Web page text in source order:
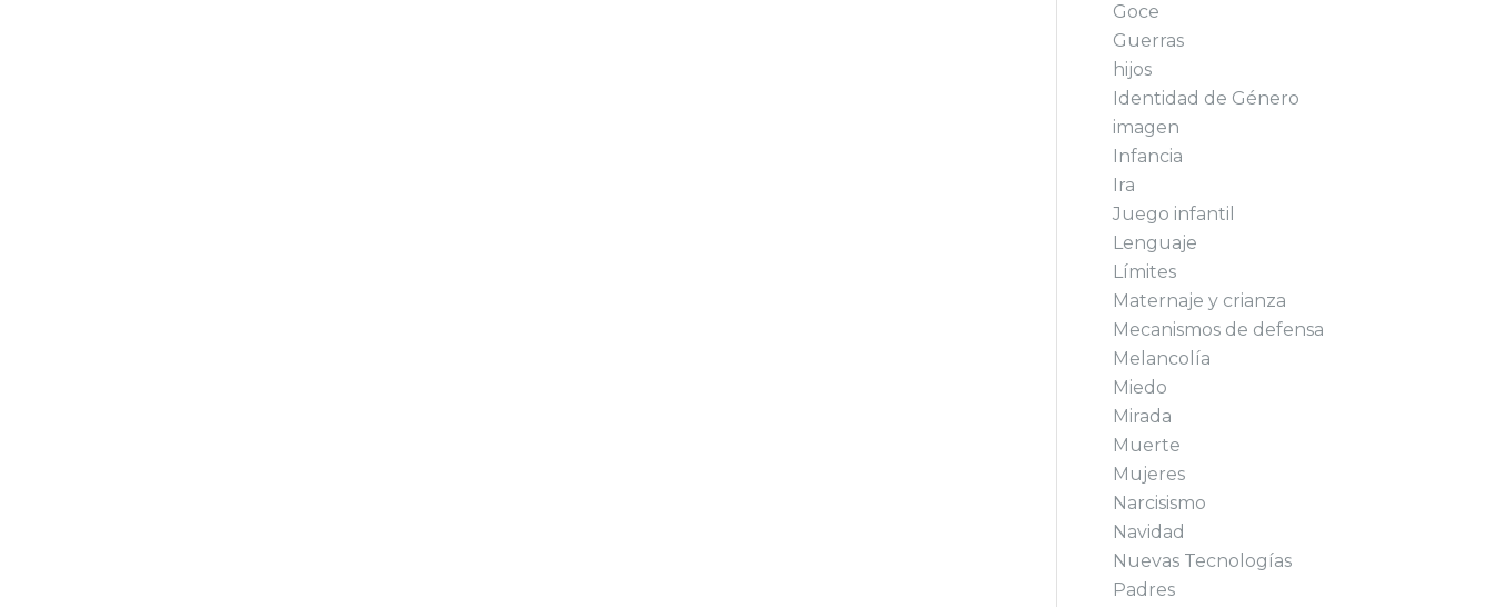
Goce
Guerras
hijos
Identidad de Género
imagen
Infancia
Ira
Juego infantil
Lenguaje
Límites
Maternaje y crianza
Mecanismos de defensa
Melancolía
Miedo
Mirada
Muerte
Mujeres
Narcisismo
Navidad
Nuevas Tecnologías
Padres